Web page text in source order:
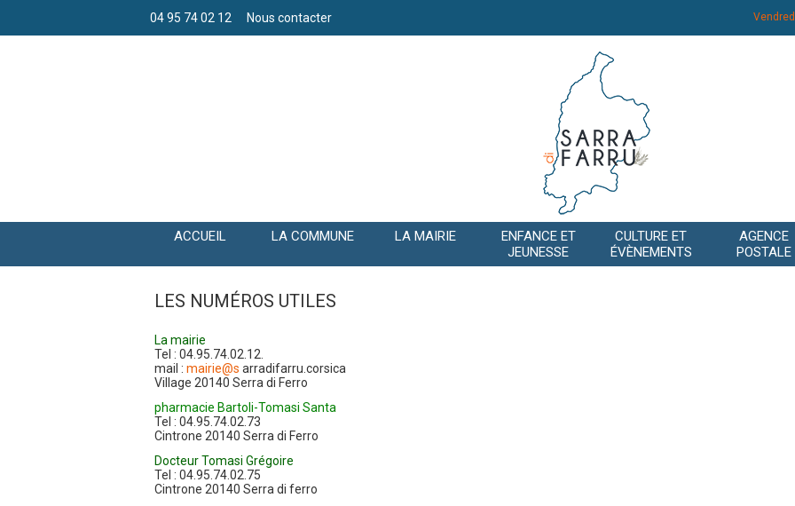
04 95 74 02 12 Nous contacter
ACCUEIL LA COMMUNE LA MAIRIE
ENFANCE ET
JEUNESSE
CULTURE ET
ÉVÈNEMENTS
AGENCE
POSTALE
LES NUMÉROS UTILES
La mairie
Tel : 04.95.74.02.12.
mail : mairie@s arradifarru.corsica
Village 20140 Serra di Ferro
pharmacie Bartoli-Tomasi Santa
Tel : 04.95.74.02.73
Cintrone 20140 Serra di Ferro
Docteur Tomasi Grégoire
Tel : 04.95.74.02.75
Cintrone 20140 Serra di ferro